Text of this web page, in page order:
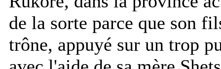
de la sorte parce que son
trône, appuyé sur un trop